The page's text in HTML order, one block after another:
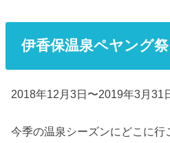
伊香保温泉ペヤング
2018年12月3日〜2019年3月31
今季の温泉シーズンにどこに行